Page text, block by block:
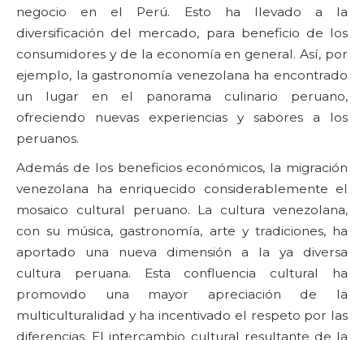
negocio en el Perú. Esto ha llevado a la
diversificación del mercado, para beneficio de los
consumidores y de la economía en general. Así, por
ejemplo, la gastronomía venezolana ha encontrado
un lugar en el panorama culinario peruano,
ofreciendo nuevas experiencias y sabores a los
peruanos.
Además de los beneficios económicos, la migración
venezolana ha enriquecido considerablemente el
mosaico cultural peruano. La cultura venezolana,
con su música, gastronomía, arte y tradiciones, ha
aportado una nueva dimensión a la ya diversa
cultura peruana. Esta confluencia cultural ha
promovido una mayor apreciación de la
multiculturalidad y ha incentivado el respeto por las
diferencias. El intercambio cultural resultante de la